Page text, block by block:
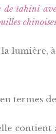
tahini
la lumière,
termes
contient